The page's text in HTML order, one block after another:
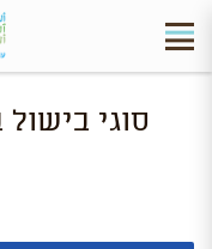
סוגי